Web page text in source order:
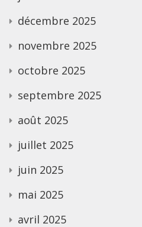
décembre 2025
novembre 2025
octobre 2025
septembre 2025
août 2025
juillet 2025
juin 2025
mai 2025
avril 2025